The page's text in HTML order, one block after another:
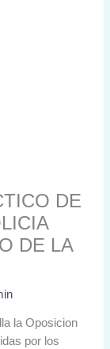
DE
DE LA
la Oposicion
por los